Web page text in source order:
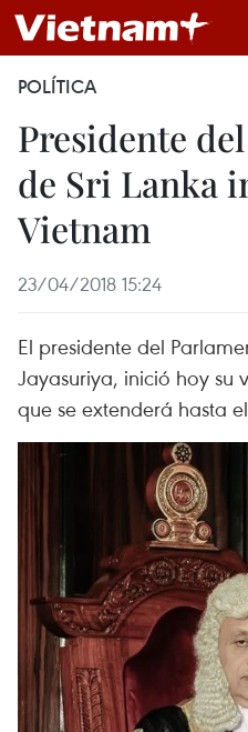
POLÍTICA
Presidente
de Sri Lanka
Vietnam
23/04/2018 15:24
El presidente del
Jayasuriya, inició hoy su
que se extenderá hasta